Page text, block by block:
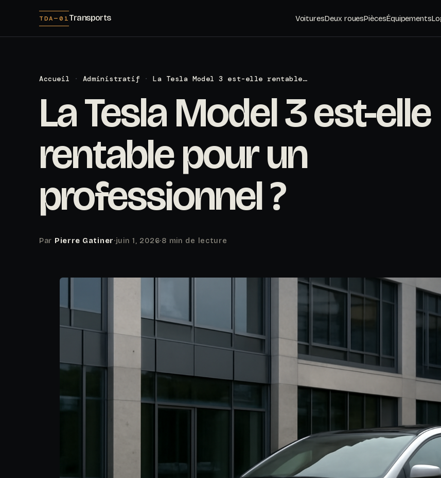
TDA—01Transports VoituresDeux rouesPiècesÉquipements
Accueil · Administratif · La Tesla Model 3 est-elle rentable…
La Tesla Model 3 est-elle
rentable pour un
professionnel ?
Par Pierre Gatiner·juin 1, 2026·8 min de lecture